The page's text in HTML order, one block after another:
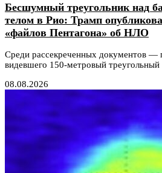
Бесшумный треугольник над
телом в Рио: Трамп
«файлов Пентагона» об НЛО
Среди рассекреченных документов —
видевшего 150-метровый треугольный
08.08.2026